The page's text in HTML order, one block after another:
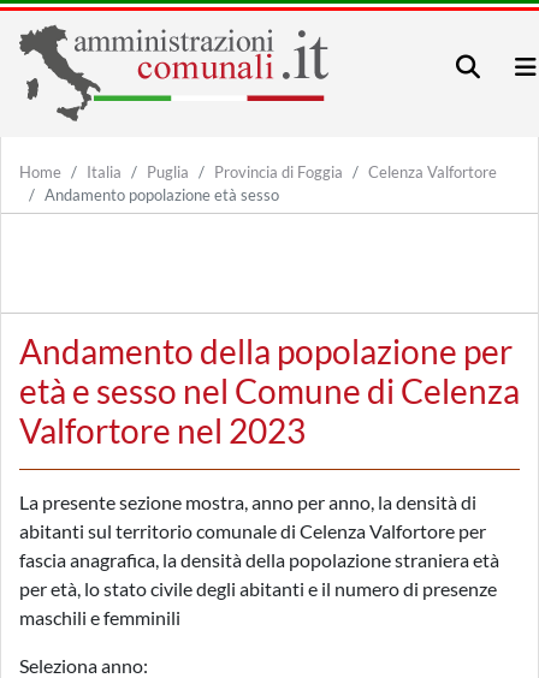
Home Italia Puglia Provincia di Foggia
Celenza Valfortore
Andamento popolazione età sesso
Andamento della popolazione per
età e sesso nel Comune di Celenza
Valfortore nel 2023
La presente sezione mostra, anno per anno, la densità di
abitanti sul territorio comunale di Celenza Valfortore per
fascia anagrafica, la densità della popolazione straniera età
per età, lo stato civile degli abitanti e il numero di presenze
maschili e femminili
Seleziona anno: